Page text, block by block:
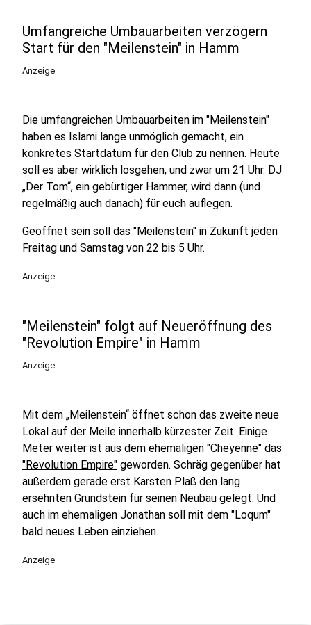
Umfangreiche Umbauarbeiten verzögern
Start für den "Meilenstein" in Hamm
Anzeige
Die umfangreichen Umbauarbeiten im "Meilenstein"
haben es Islami lange unmöglich gemacht, ein
konkretes Startdatum für den Club zu nennen. Heute
soll es aber wirklich losgehen, und zwar um 21 Uhr. DJ
„Der Tom“, ein gebürtiger Hammer, wird dann (und
regelmäßig auch danach) für euch auflegen.
Geöffnet sein soll das "Meilenstein" in Zukunft jeden
Freitag und Samstag von 22 bis 5 Uhr.
Anzeige
"Meilenstein" folgt auf Neueröffnung des
"Revolution Empire" in Hamm
Anzeige
Mit dem „Meilenstein“ öffnet schon das zweite neue
Lokal auf der Meile innerhalb kürzester Zeit. Einige
Meter weiter ist aus dem ehemaligen "Cheyenne" das
"Revolution Empire" geworden. Schräg gegenüber hat
außerdem gerade erst Karsten Plaß den lang
ersehnten Grundstein für seinen Neubau gelegt. Und
auch im ehemaligen Jonathan soll mit dem "Loqum"
bald neues Leben einziehen.
Anzeige